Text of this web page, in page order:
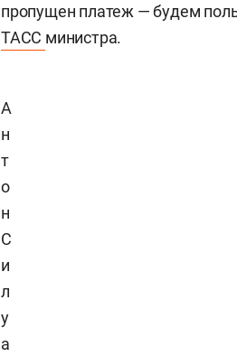
пропущен платеж — будем
ТАСС министра.
А
н
т
о
н
С
и
л
у
а